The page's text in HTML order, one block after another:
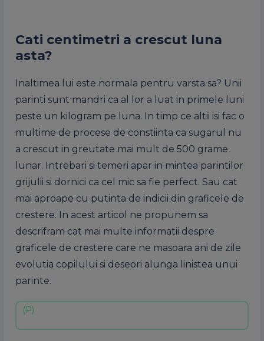
Cati centimetri a crescut luna
asta?
Inaltimea lui este normala pentru varsta sa? Unii
parinti sunt mandri ca al lor a luat in primele luni
peste un kilogram pe luna. In timp ce altii isi fac o
multime de procese de constiinta ca sugarul nu
a crescut in greutate mai mult de 500 grame
lunar. Intrebari si temeri apar in mintea parintilor
grijulii si dornici ca cel mic sa fie perfect. Sau cat
mai aproape cu putinta de indicii din graficele de
crestere. In acest articol ne propunem sa
descrifram cat mai multe informatii despre
graficele de crestere care ne masoara ani de zile
evolutia copilului si deseori alunga linistea unui
parinte.